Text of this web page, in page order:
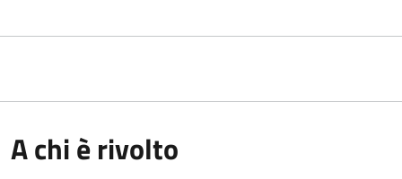
A chi è rivolto